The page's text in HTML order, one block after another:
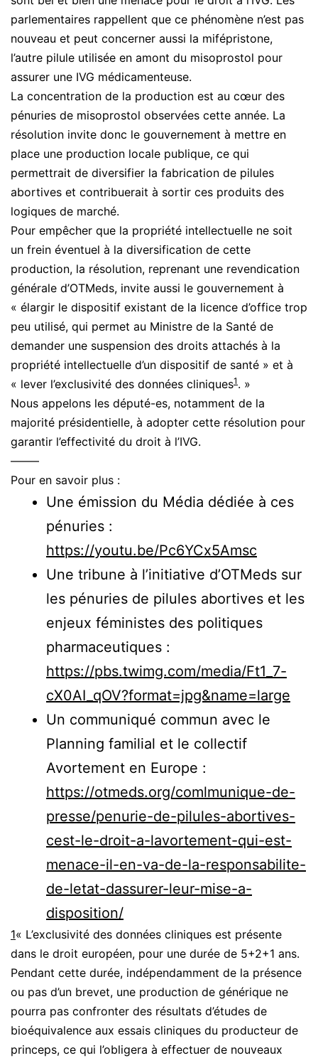
parlementaires rappellent que ce phénomène n’est pas
nouveau et peut concerner aussi la mifépristone,
l’autre pilule utilisée en amont du misoprostol pour
assurer une IVG médicamenteuse.
La concentration de la production est au cœur des
pénuries de misoprostol observées cette année. La
résolution invite donc le gouvernement à mettre en
place une production locale publique, ce qui
permettrait de diversifier la fabrication de pilules
abortives et contribuerait à sortir ces produits des
logiques de marché.
Pour empêcher que la propriété intellectuelle ne soit
un frein éventuel à la diversification de cette
production, la résolution, reprenant une revendication
générale d’OTMeds, invite aussi le gouvernement à
« élargir le dispositif existant de la licence d’office trop
peu utilisé, qui permet au Ministre de la Santé de
demander une suspension des droits attachés à la
propriété intellectuelle d’un dispositif de santé » et à
« lever l’exclusivité des données cliniques1 . »
Nous appelons les député-es, notamment de la
majorité présidentielle, à adopter cette résolution pour
garantir l’effectivité du droit à l’IVG.
——–
Pour en savoir plus :
Une émission du Média dédiée à ces
pénuries :
https://youtu.be/Pc6YCx5Amsc
Une tribune à l’initiative d’OTMeds sur
les pénuries de pilules abortives et les
enjeux féministes des politiques
pharmaceutiques :
https://pbs.twimg.com/media/Ft1_7-
cX0AI_qOV?format=jpg&name=large
Un communiqué commun avec le
Planning familial et le collectif
Avortement en Europe :
https://otmeds.org/comlmunique-de-
presse/penurie-de-pilules-abortives-
cest-le-droit-a-lavortement-qui-est-
menace-il-en-va-de-la-responsabilite-
de-letat-dassurer-leur-mise-a-
disposition/
1« L’exclusivité des données cliniques est présente
dans le droit européen, pour une durée de 5+2+1 ans.
Pendant cette durée, indépendamment de la présence
ou pas d’un brevet, une production de générique ne
pourra pas confronter des résultats d’études de
bioéquivalence aux essais cliniques du producteur de
princeps, ce qui l’obligera à effectuer de nouveaux